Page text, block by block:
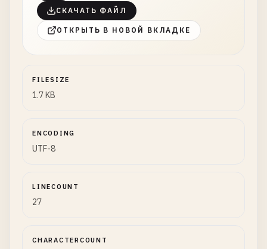
СКАЧАТЬ ФАЙЛ
ОТКРЫТЬ В НОВОЙ ВКЛАДКЕ
FILESIZE
1.7 KB
ENCODING
UTF-8
LINECOUNT
27
CHARACTERCOUNT